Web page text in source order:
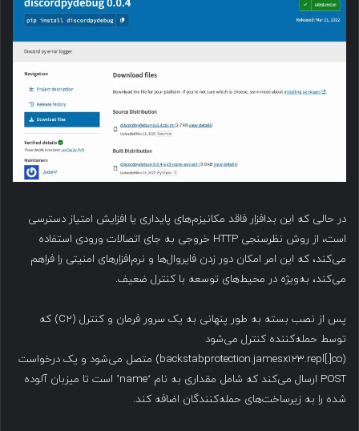
در حالی که این بدافزار فاقد مکانیزم‌های پایداری یا افزایش امتیاز دسترسی
است، از روش نظرسنجی HTTP خروجی به جای اتصالات ورودی استفاده
می‌کند، که این امر امکان دور زدن فایروال‌ها و نرم‌افزارهای امنیتی را فراهم
می‌کند، به‌ویژه در محیط‌های توسعه با کنترل ضعیف.
پس از نصب بسته به طور پنهانی به یک سرور فرمان و کنترل (C2) که
توسط حمله‌کننده کنترل می‌شود
(backstabprotection.jamesx123.repl[.]co) متصل می‌شود و یک درخواست
POST ارسال می‌کند که شامل مقداری به نام ‘name’ است تا میزبان آلوده
شده را به زیرساخت‌های حمله‌کنندگان اضافه کند.